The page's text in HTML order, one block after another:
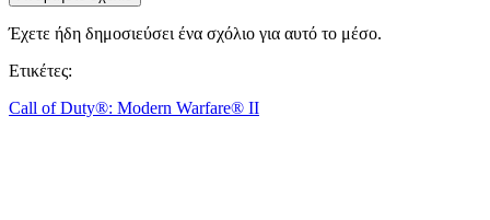
Έχετε ήδη δημοσιεύσει ένα σχόλιο για αυτό το μέσο.
Ετικέτες:
Call of Duty®: Modern Warfare® II